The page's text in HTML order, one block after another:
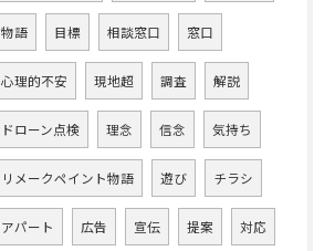
物語 目標 相談窓口 窓口
心理的不安 現地超 調査 解説
ドローン点検 理念 信念 気持ち
リメークペイント物語 遊び チラシ
アパート 広告 宣伝 提案 対応